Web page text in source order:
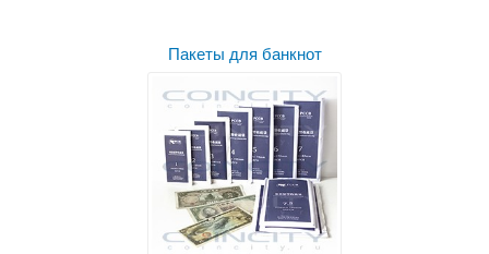
Пакеты для банкнот